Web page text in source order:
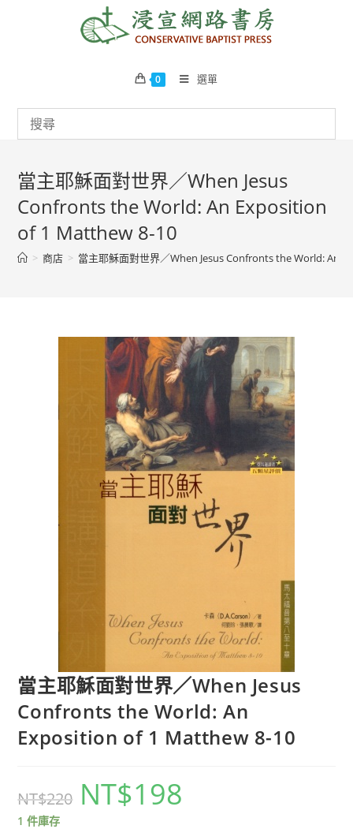
0 選單
當主耶穌面對世界／When Jesus
Confronts the World: An Exposition
of 1 Matthew 8-10
> 商店 > 當主耶穌面對世界／When Jesus Confronts the World: An
當主耶穌面對世界／When Jesus
Confronts the World: An
Exposition of 1 Matthew 8-10
NT$220 NT$198
1 件庫存